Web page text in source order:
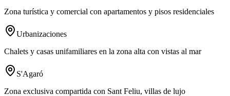
Zona turística y comercial con apartamentos y pisos residenciales
Urbanizaciones
Chalets y casas unifamiliares en la zona alta con vistas al mar
S'Agaró
Zona exclusiva compartida con Sant Feliu, villas de lujo